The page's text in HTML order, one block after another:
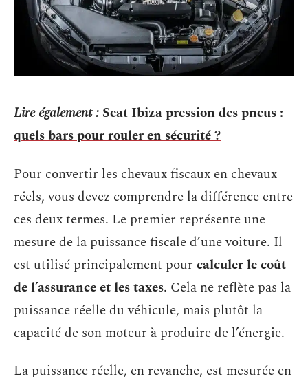
Lire également :Seat Ibiza pression des pneus :
quels bars pour rouler en sécurité ?
Pour convertir les chevaux fiscaux en chevaux
réels, vous devez comprendre la différence entre
ces deux termes. Le premier représente une
mesure de la puissance fiscale d’une voiture. Il
est utilisé principalement pour calculer le coût
de l’assurance et les taxes. Cela ne reflète pas la
puissance réelle du véhicule, mais plutôt la
capacité de son moteur à produire de l’énergie.
La puissance réelle, en revanche, est mesurée en